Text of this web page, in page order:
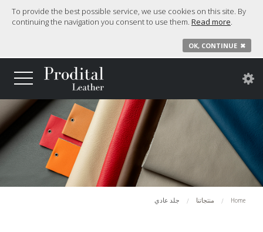
To provide the best possible service, we use cookies on this site. By
continuing the navigation you consent to use them. Read more.
OK, CONTINUE ✖
Home منتجاتنا جلد عادي